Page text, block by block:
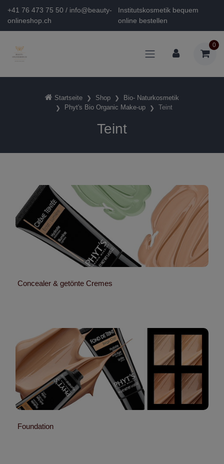
+41 76 473 75 50 / info@beauty-
onlineshop.ch
Institutskosmetik bequem
online bestellen
0
Startseite Shop
Bio- Naturkosmetik
Phyt's Bio Organic Make-up
Teint
Teint
Concealer & getönte Cremes
Foundation